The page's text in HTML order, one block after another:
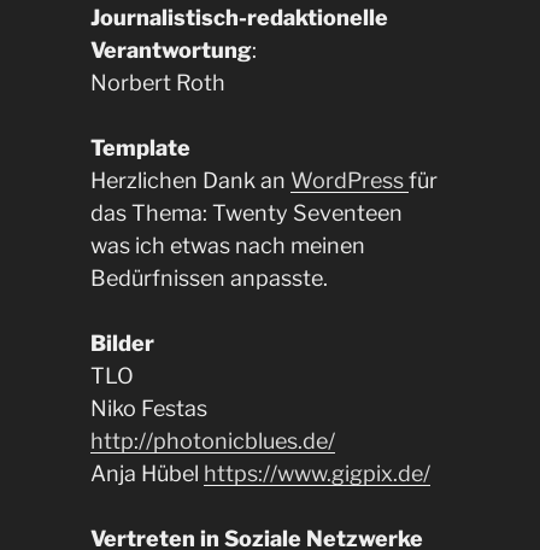
Journalistisch-redaktionelle
Verantwortung:
Norbert Roth
Template
Herzlichen Dank an WordPressfür
das Thema: Twenty Seventeen
was ich etwas nach meinen
Bedürfnissen anpasste.
Bilder
TLO
Niko Festas
http://photonicblues.de/
Anja Hübel https://www.gigpix.de/
Vertreten in Soziale Netzwerke